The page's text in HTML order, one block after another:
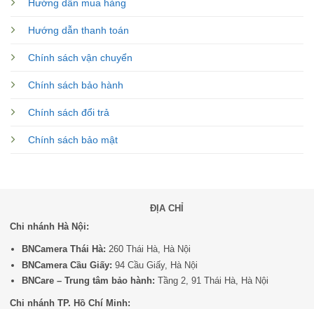
Hướng dẫn mua hàng
Hướng dẫn thanh toán
Chính sách vận chuyển
Chính sách bảo hành
Chính sách đổi trả
Chính sách bảo mật
ĐỊA CHỈ
Chi nhánh Hà Nội:
BNCamera Thái Hà: 260 Thái Hà, Hà Nội
BNCamera Cầu Giấy: 94 Cầu Giấy, Hà Nội
BNCare – Trung tâm bảo hành: Tầng 2, 91 Thái Hà, Hà Nội
Chi nhánh TP. Hồ Chí Minh: